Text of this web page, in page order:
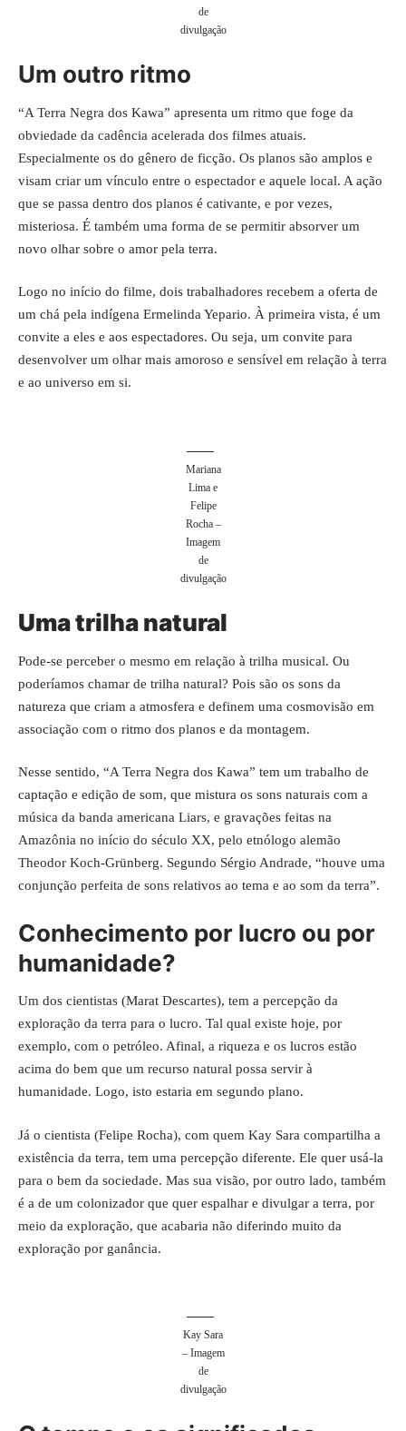
de
divulgação
Um outro ritmo
“A Terra Negra dos Kawa” apresenta um ritmo que foge da
obviedade da cadência acelerada dos filmes atuais.
Especialmente os do gênero de ficção. Os planos são amplos e
visam criar um vínculo entre o espectador e aquele local. A ação
que se passa dentro dos planos é cativante, e por vezes,
misteriosa. É também uma forma de se permitir absorver um
novo olhar sobre o amor pela terra.
Logo no início do filme, dois trabalhadores recebem a oferta de
um chá pela indígena Ermelinda Yepario. À primeira vista, é um
convite a eles e aos espectadores. Ou seja, um convite para
desenvolver um olhar mais amoroso e sensível em relação à terra
e ao universo em si.
Mariana
Lima e
Felipe
Rocha –
Imagem
de
divulgação
Uma trilha natural
Pode-se perceber o mesmo em relação à trilha musical. Ou
poderíamos chamar de trilha natural? Pois são os sons da
natureza que criam a atmosfera e definem uma cosmovisão em
associação com o ritmo dos planos e da montagem.
Nesse sentido, “A Terra Negra dos Kawa” tem um trabalho de
captação e edição de som, que mistura os sons naturais com a
música da banda americana Liars, e gravações feitas na
Amazônia no início do século XX, pelo etnólogo alemão
Theodor Koch-Grünberg. Segundo Sérgio Andrade, “houve uma
conjunção perfeita de sons relativos ao tema e ao som da terra”.
Conhecimento por lucro ou por
humanidade?
Um dos cientistas (Marat Descartes), tem a percepção da
exploração da terra para o lucro. Tal qual existe hoje, por
exemplo, com o petróleo. Afinal, a riqueza e os lucros estão
acima do bem que um recurso natural possa servir à
humanidade. Logo, isto estaria em segundo plano.
Já o cientista (Felipe Rocha), com quem Kay Sara compartilha a
existência da terra, tem uma percepção diferente. Ele quer usá-la
para o bem da sociedade. Mas sua visão, por outro lado, também
é a de um colonizador que quer espalhar e divulgar a terra, por
meio da exploração, que acabaria não diferindo muito da
exploração por ganância.
Kay Sara
– Imagem
de
divulgação